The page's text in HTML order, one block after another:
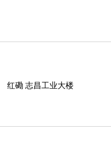
红磡 志昌工业大楼